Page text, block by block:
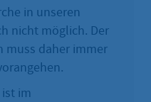
in unseren
nicht möglich. Der
muss daher immer
im